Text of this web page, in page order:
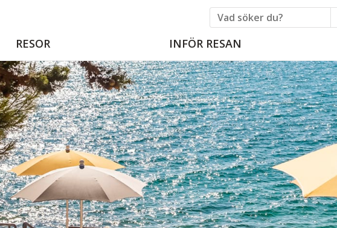
RESOR INFÖR RESAN